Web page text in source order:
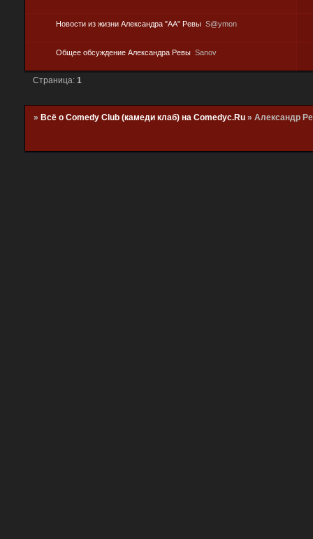
Новости из жизни Александра "АА" Ревы S@ymon
Общее обсуждение Александра Ревы Sanov
Страница:1
» Всё о Comedy Club (камеди клаб) на Comedyc.Ru »Александр